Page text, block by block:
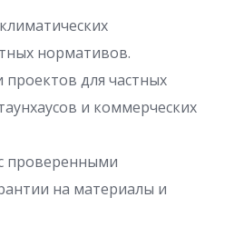
нормативов.
для частных
и коммерческих
проверенными
на материалы и